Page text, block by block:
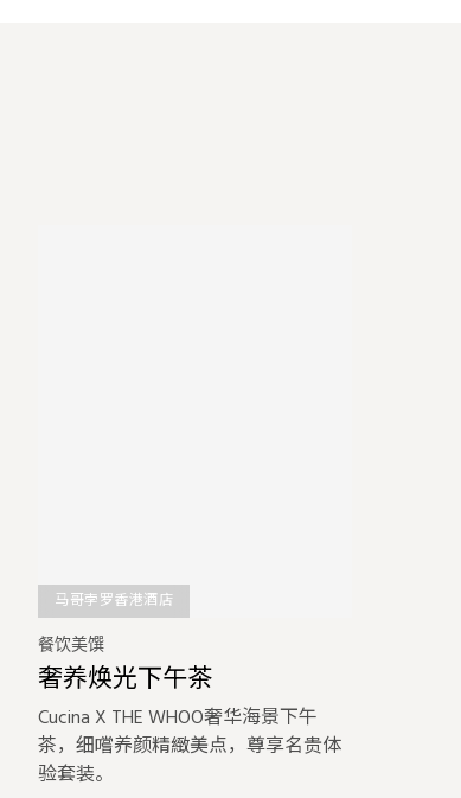
马哥孛罗香港酒店
餐饮美馔
奢养焕光下午茶‌
Cucina X THE WHOO奢华海景下午
茶，细嚐养颜精緻美点，尊享名贵体
验套装。